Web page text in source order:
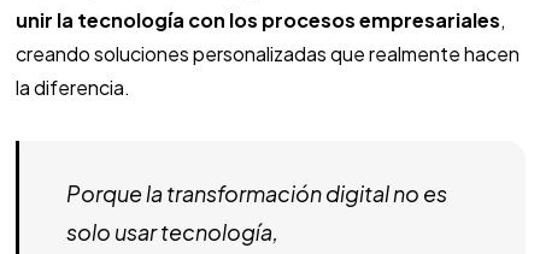
unir la tecnología con los procesos empresariales,
creando soluciones personalizadas que realmente hacen
la diferencia.
Porque la transformación digital no es
solo usar tecnología,